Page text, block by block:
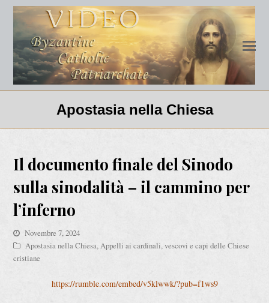
Apostasia nella Chiesa
Il documento finale del Sinodo
sulla sinodalità – il cammino per
l’inferno
Novembre 7, 2024
Apostasia nella Chiesa,Appelli ai cardinali, vescovi e capi delle Chiese
cristiane
https://rumble.com/embed/v5klwwk/?pub=f1ws9